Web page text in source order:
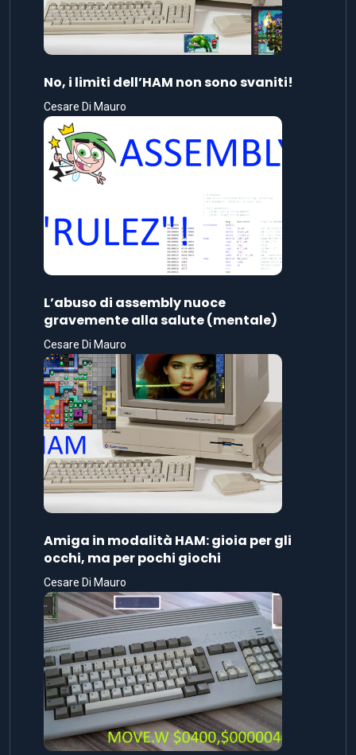
No, i limiti dell’HAM non sono svaniti!
Cesare Di Mauro
L’abuso di assembly nuoce
gravemente alla salute (mentale)
Cesare Di Mauro
Amiga in modalità HAM: gioia per gli
occhi, ma per pochi giochi
Cesare Di Mauro